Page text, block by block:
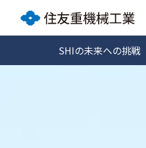
SHIの未来への挑戦